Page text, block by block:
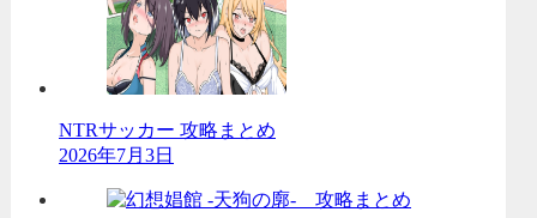
NTRサッカー 攻略まとめ
2026年7月3日